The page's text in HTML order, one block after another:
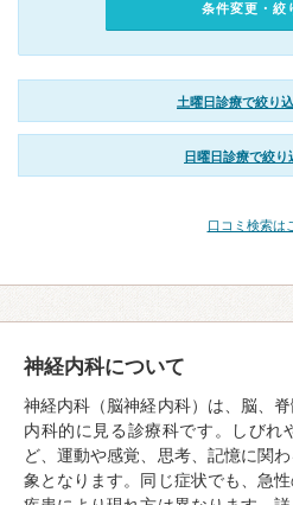
条件変更・絞
土曜日診療で絞り
日曜日診療で絞り
口コミ検索は
神経内科について
神経内科（脳神経内科）は、脳、
内科的に見る診療科です。しびれ
ど、運動や感覚、思考、記憶に関
象となります。同じ症状でも、急